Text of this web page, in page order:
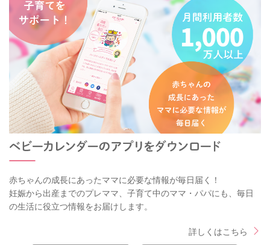
赤ちゃんの成長にあったママに必要な情報が毎日届く！
妊娠から出産までのプレママ、子育て中のママ・パパにも、毎日
の生活に役立つ情報をお届けします。
詳しくはこちら